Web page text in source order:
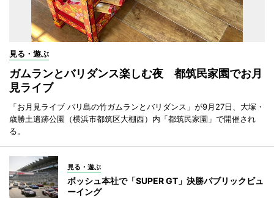
見る・遊ぶ
ガムランとバリダンス楽しむ夜 都筑民家園でお月
見ライブ
「お月見ライブ バリ島の竹ガムランとバリダンス」が9月27日、大塚・
歳勝土遺跡公園（横浜市都筑区大棚西）内「都筑民家園」で開催され
る。
見る・遊ぶ
ボッシュ本社で「SUPER GT」決勝パブリックビュ
ーイング